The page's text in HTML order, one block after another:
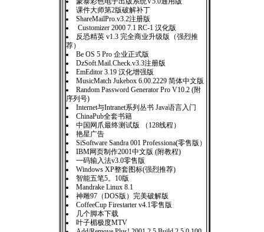
课件大师第2版破解补丁
ShareMailPro.v3.2注册版
Customizer 2000 7.1 RC-1 汉化版
反恐精英 v1.3 完全商业升级版（强烈推
荐）
Be OS 5 Pro 企业正式版
DzSoft.Mail.Check.v3.3注册版
EmEditor 3.19 汉化增强版
MusicMatch Jukebox 6.00.2229 简体中文版
Random Password Generator Pro V10.2 (附
序列号)
Internet与Intranet系列丛书 Java语言入门
ChinaPub全套书籍
中国网爪最终测试版 （128线程）
艳星广告
SiSoftware Sandra 001 Professiona(零售版）
IBM网页制作2001中文版 (附教程)
一码输入法v3.0零售版
Windows XP整套图标(强烈推荐)
智能五笔5。10版
Mandrake Linux 8.1
神雕97（DOS版）完美破解版
CoffeeCup Firestarter v4.1零售版
几个脚本下载
叶子楣极度MTV